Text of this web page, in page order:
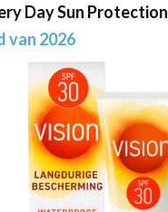
Day Sun Protection
van 2026